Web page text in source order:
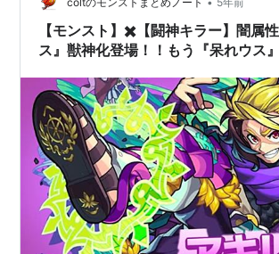
を知られていますけどね。こっちの場合で
いう名前は知らなくたってアキレスの方
って感じでしょうか。 「アキレスと…
【モンスト】✖️【闘神キラー】闇属
ス』獣神化登場！！もう『呆れウス
てみた